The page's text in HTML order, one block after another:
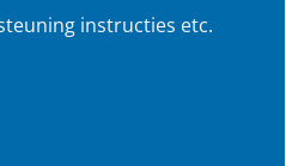
instructies etc.